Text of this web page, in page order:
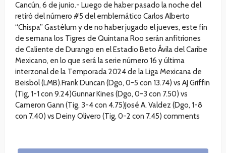
Cancún, 6 de junio.- Luego de haber pasado la noche del
retiró del número #5 del emblemático Carlos Alberto
“Chispa” Gastélum y de no haber jugado el jueves, este fin
de semana los Tigres de Quintana Roo serán anfitriones
de Caliente de Durango en el Estadio Beto Ávila del Caribe
Mexicano, en lo que será la serie número 16 y última
interzonal de la Temporada 2024 de la Liga Mexicana de
Beisbol (LMB).Frank Duncan (Dgo, 0-5 con 13.74) vs AJ Griffin
(Tig, 1-1 con 9.24)Gunnar Kines (Dgo, 0-3 con 7.50) vs
Cameron Gann (Tig, 3-4 con 4.75)José A. Valdez (Dgo, 1-8
con 7.40) vs Deiny Olivero (Tig, 0-2 con 7.45) comments